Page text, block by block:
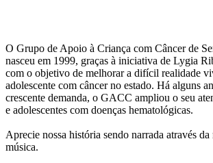
O Grupo de Apoio à Criança com Câncer de
nasceu em 1999, graças à iniciativa de Lygia
com o objetivo de melhorar a difícil realidade
adolescente com câncer no estado. Há alguns
crescente demanda, o GACC ampliou o seu
e adolescentes com doenças hematológicas.
Aprecie nossa história sendo narrada através
música.